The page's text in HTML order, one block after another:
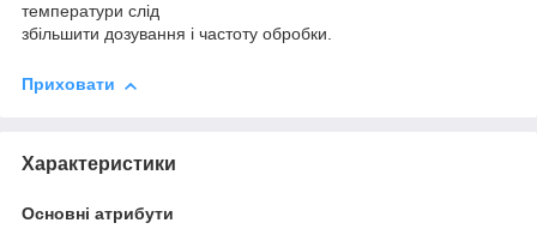
температури слід
збільшити дозування і частоту обробки.
Приховати
Характеристики
Основні атрибути